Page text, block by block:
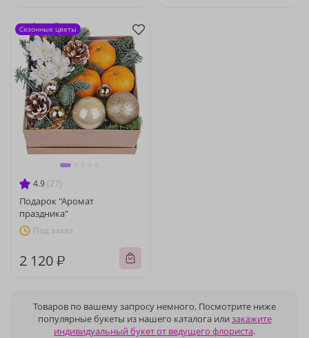
4.9 (27)
Подарок "Аромат
праздника"
Под заказ
2 120 ₽
Сезонные цветы
Товаров по вашему запросу немного. Посмотрите ниже
популярные букеты из нашего каталога или закажите
индивидуальный букет от ведущего флориста.